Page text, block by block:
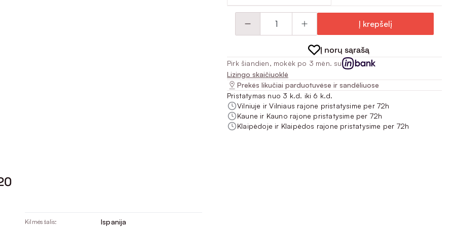
Į krepšelį
Į norų sąrašą
Pirk šiandien, mokėk po 3 mėn. su
Lizingo skaičiuoklė
Prekės likučiai parduotuvėse ir sandėliuose
Pristatymas nuo 3 k.d. iki 6 k.d.
Vilniuje ir Vilniaus rajone pristatysime per 72h
Kaune ir Kauno rajone pristatysime per 72h
Klaipėdoje ir Klaipėdos rajone pristatysime per 72h
Kilmės šalis: Ispanija